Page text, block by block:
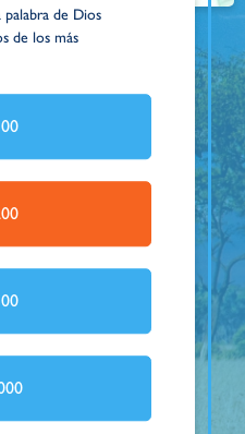
palabra de Dios
de los más